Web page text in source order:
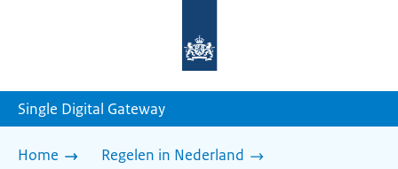
homepage
Single Digital Gateway
Home
Regelen in Nederland